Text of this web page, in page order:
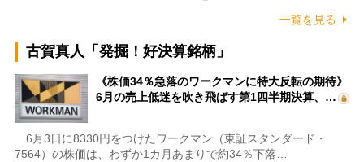
一覧を見る
古賀真人「発掘！好決算銘柄」
《株価34％急落のワークマンに特大反転の期待》
6月の売上低迷を吹き飛ばす第1四半期決算、…
6月3日に8330円をつけたワークマン（東証スタンダード・
7564）の株価は、わずか1カ月あまりで約34％下落…